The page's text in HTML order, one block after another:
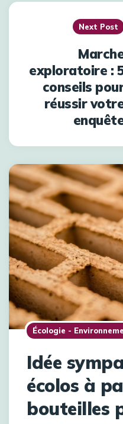
Next Post
exploratoire :
conseils
réussir
Écologie -
Idée
écolos à
bouteilles